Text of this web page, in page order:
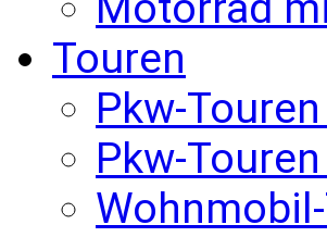
Touren
Pkw-
Pkw-